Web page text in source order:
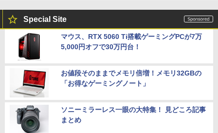
Special Site
マウス、RTX 5060 Ti搭載ゲーミングPCが7万
5,000円オフで30万円台！
お値段そのままでメモリ倍増！メモリ32GBの
「お得なゲーミングノート」
ソニーミラーレス一眼の大特集！ 見どころ記事
まとめ